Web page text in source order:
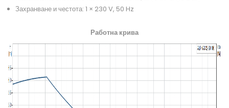
Захранване и честота: 1 × 230 V, 50 Hz
Работна крива